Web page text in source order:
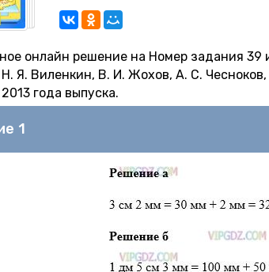
онлайн решение на Номер задания 39
Н. Я. Виленкин, В. И. Жохов, А. С.
года выпуска.
1